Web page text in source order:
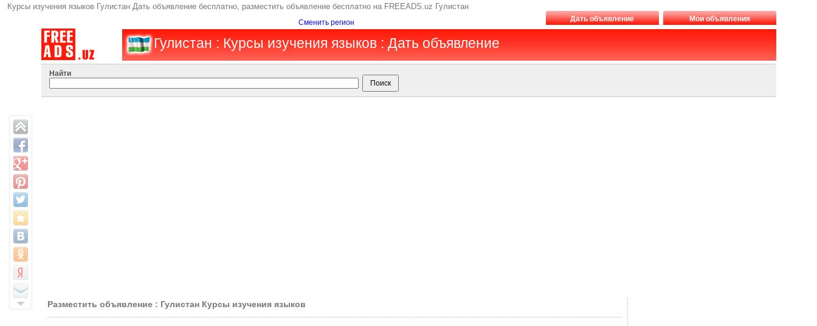
Курсы изучения языков Гулистан Дать объявление бесплатно, разместить объявление бесплатно на FREEADS.uz Гулистан
Сменить регион Дать объявление Мои объявления
Гулистан : Курсы изучения языков : Дать объявление
Найти
Разместить объявление : Гулистан Курсы изучения языков